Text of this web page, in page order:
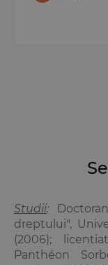
Studii:
dreptului",
(2006);
Panthéon